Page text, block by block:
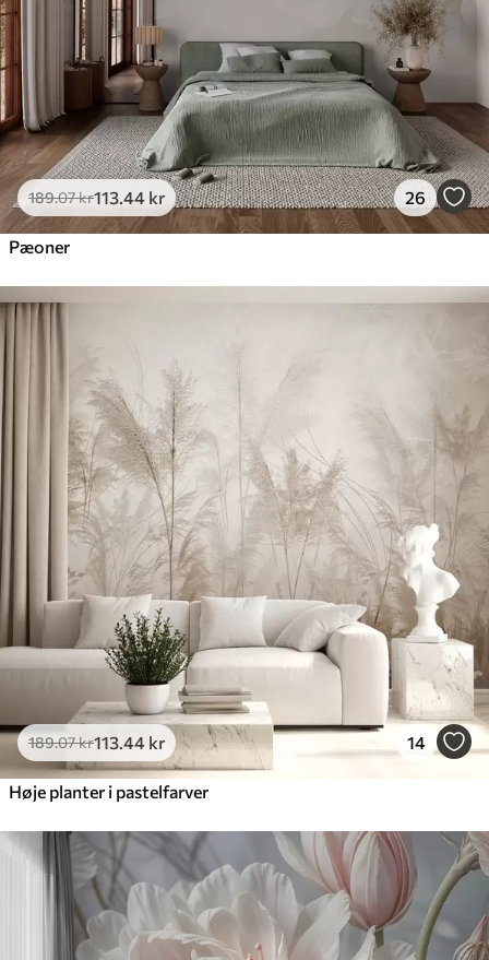
189.07kr113.44 kr 26
Pæoner
189.07kr113.44 kr 14
Høje planter i pastelfarver